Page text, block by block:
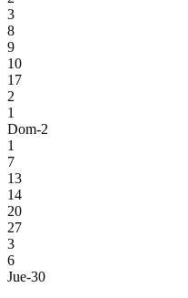
3
8
9
10
17
2
1
Dom-2
1
7
13
14
20
27
3
6
Jue-30